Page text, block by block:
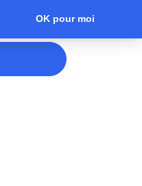
OK pour moi
: Personnalisez vos
et de gérer vos